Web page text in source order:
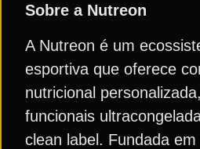
Sobre a Nutreon
A Nutreon é um
esportiva que oferece
nutricional
funcionais
clean label. Fundada